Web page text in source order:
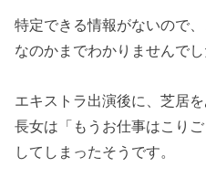
特定できる情報がないので
なのかまでわかりませんでし
エキストラ出演後に、芝居
長女は「もうお仕事はこり
してしまったそうです。